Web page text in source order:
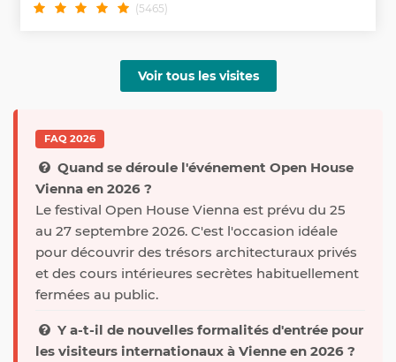
(5465)
Voir tous les visites
FAQ 2026
Quand se déroule l'événement Open House
Vienna en 2026 ?
Le festival Open House Vienna est prévu du 25
au 27 septembre 2026. C'est l'occasion idéale
pour découvrir des trésors architecturaux privés
et des cours intérieures secrètes habituellement
fermées au public.
Y a-t-il de nouvelles formalités d'entrée pour
les visiteurs internationaux à Vienne en 2026 ?